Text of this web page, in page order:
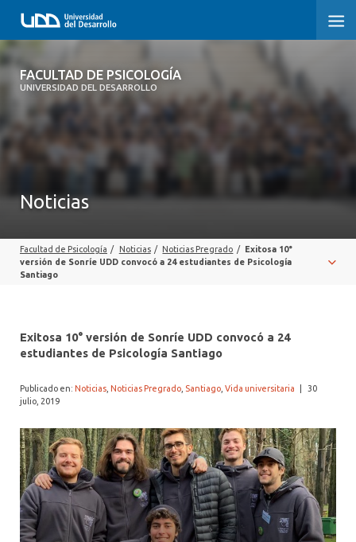
FACULTAD DE PSICOLOGÍA
UNIVERSIDAD DEL DESARROLLO
FACULTAD DE PSICOLOGÍA
POSTGRADOS Y EDUCACIÓN CONTINUA
ALUMNI PSICOLOGÍA UDD
SERVICIO DE PSICOLOGÍA INTEGRAL
Noticias
Facultad de Psicología / Noticias / Noticias Pregrado /
Exitosa 10°
versión de Sonríe UDD convocó a 24 estudiantes de Psicología
Santiago
Exitosa 10° versión de Sonríe UDD convocó a 24
estudiantes de Psicología Santiago
Publicado en: Noticias Noticias Pregrado Santiago Vida universitaria
30
julio, 2019